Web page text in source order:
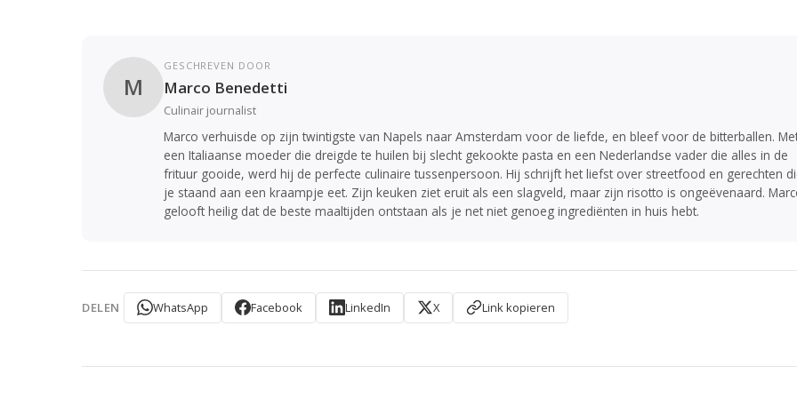
M
GESCHREVEN DOOR
Marco Benedetti
Culinair journalist
Marco verhuisde op zijn twintigste van Napels naar Amsterdam voor de liefde, en bleef voor de bitterballen.
een Italiaanse moeder die dreigde te huilen bij slecht gekookte pasta en een Nederlandse vader die alles in de
frituur gooide, werd hij de perfecte culinaire tussenpersoon. Hij schrijft het liefst over streetfood en gerechten
je staand aan een kraampje eet. Zijn keuken ziet eruit als een slagveld, maar zijn risotto is ongeëvenaard.
gelooft heilig dat de beste maaltijden ontstaan als je net niet genoeg ingrediënten in huis hebt.
DELEN WhatsApp Facebook LinkedIn X Link kopieren